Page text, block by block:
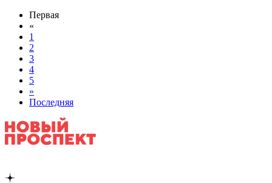
Первая
«
1
2
3
4
5
»
Последняя